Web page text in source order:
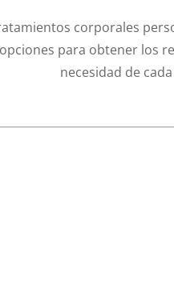
corporales
para obtener los
necesidad de